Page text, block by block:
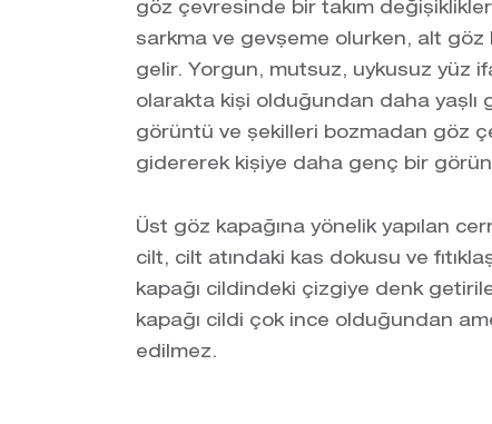
göz çevresinde bir takım
sarkma ve gevşeme olurken, alt göz
gelir. Yorgun, mutsuz, uykusuz yüz
olarakta kişi olduğundan daha
görüntü ve şekilleri bozmadan göz
gidererek kişiye daha genç bir
Üst göz kapağına yönelik yapılan
cilt, cilt atındaki kas dokusu ve
kapağı cildindeki çizgiye denk
kapağı cildi çok ince olduğundan
edilmez.